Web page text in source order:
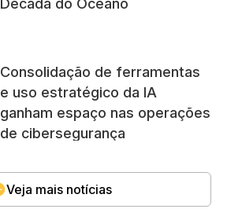
Década do Oceano
Consolidação de ferramentas
e uso estratégico da IA
ganham espaço nas operações
de cibersegurança
Veja mais notícias